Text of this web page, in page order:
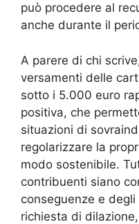
può procedere al
anche durante il
A parere di chi
versamenti delle
sotto i 5.000 euro
positiva, che
situazioni di
regolarizzare la
modo sostenibile.
contribuenti siano
conseguenze e
richiesta di